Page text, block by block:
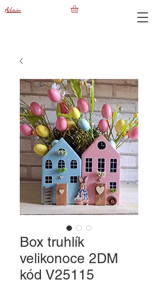
Admin
Box truhlík
velikonoce 2DM
kód V25115